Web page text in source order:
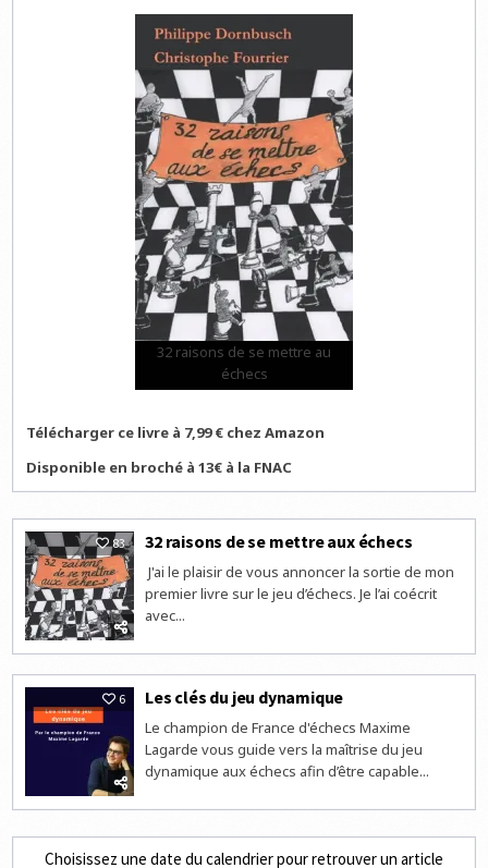
32 raisons de se mettre au
échecs
Télécharger ce livre à 7,99 € chez Amazon
Disponible en broché à 13€ à la FNAC
83 32 raisons de se mettre aux échecs
J'ai le plaisir de vous annoncer la sortie de mon
premier livre sur le jeu d’échecs. Je l’ai coécrit
avec...
6 Les clés du jeu dynamique
Le champion de France d'échecs Maxime
Lagarde vous guide vers la maîtrise du jeu
dynamique aux échecs afin d’être capable...
Choisissez une date du calendrier pour retrouver un article